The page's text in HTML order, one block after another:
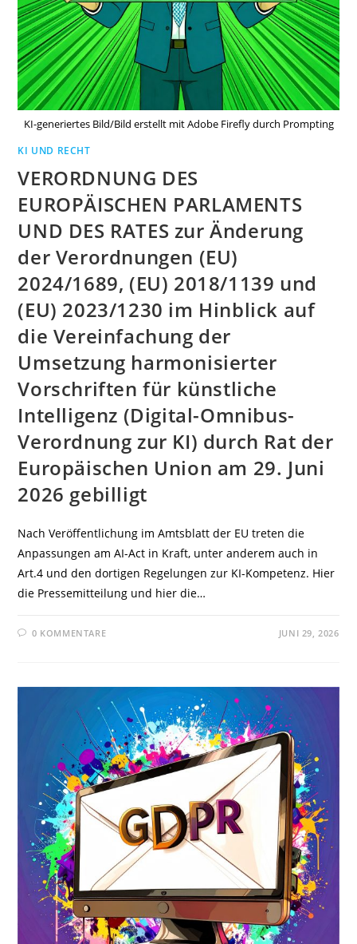
KI-generiertes Bild/Bild erstellt mit Adobe Firefly durch Prompting
KI UND RECHT
VERORDNUNG DES
EUROPÄISCHEN PARLAMENTS
UND DES RATES zur Änderung
der Verordnungen (EU)
2024/1689, (EU) 2018/1139 und
(EU) 2023/1230 im Hinblick auf
die Vereinfachung der
Umsetzung harmonisierter
Vorschriften für künstliche
Intelligenz (Digital-Omnibus-
Verordnung zur KI) durch Rat der
Europäischen Union am 29. Juni
2026 gebilligt
Nach Veröffentlichung im Amtsblatt der EU treten die
Anpassungen am AI-Act in Kraft, unter anderem auch in
Art.4 und den dortigen Regelungen zur KI-Kompetenz. Hier
die Pressemitteilung und hier die…
0 KOMMENTARE JUNI 29, 2026